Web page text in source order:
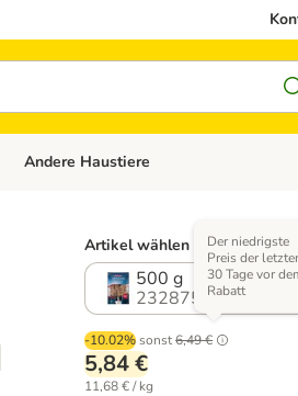
Kategorie-Menü öffnen: Katzenfutter und
Andere Haustiere
Artikel wählen (2 Varianten)
500 g
232875.0
-10.02%sonst6,49 €
Der niedrigste
Preis der
30 Tage vor
Rabatt
5,84 €
11,68 € / kg